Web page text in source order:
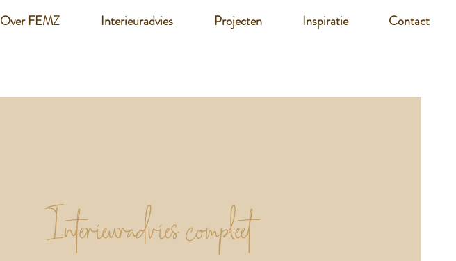
Over FEMZ Interieuradvies Projecten Inspiratie Contact
Interieuradvies compleet